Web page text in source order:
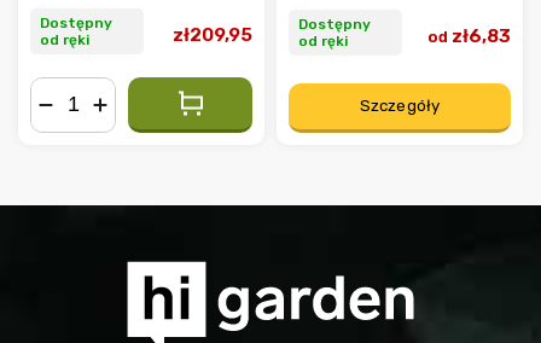
Dostępny
od ręki
zł209,95
Dostępny
od ręki
od zł6,83
Szczegóły